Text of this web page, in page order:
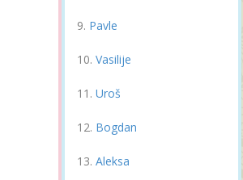
Pavle
Vasilije
Uroš
Bogdan
Aleksa